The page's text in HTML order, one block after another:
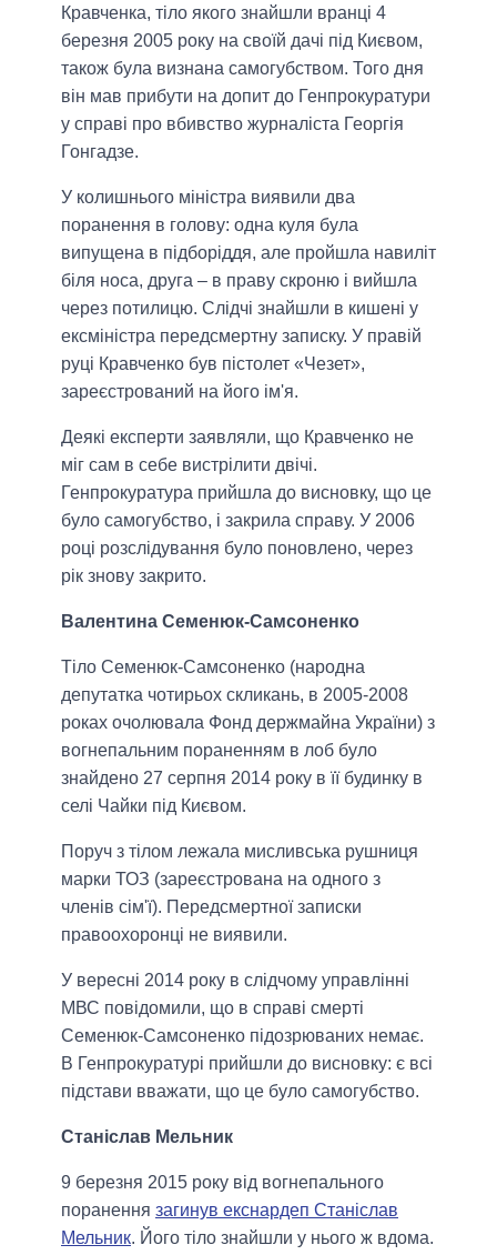
Кравченка, тіло якого знайшли вранці 4
березня 2005 року на своїй дачі під Києвом,
також була визнана самогубством. Того дня
він мав прибути на допит до Генпрокуратури
у справі про вбивство журналіста Георгія
Гонгадзе.
У колишнього міністра виявили два
поранення в голову: одна куля була
випущена в підборіддя, але пройшла навиліт
біля носа, друга – в праву скроню і вийшла
через потилицю. Слідчі знайшли в кишені у
ексміністра передсмертну записку. У правій
руці Кравченко був пістолет «Чезет»,
зареєстрований на його ім'я.
Деякі експерти заявляли, що Кравченко не
міг сам в себе вистрілити двічі.
Генпрокуратура прийшла до висновку, що це
було самогубство, і закрила справу. У 2006
році розслідування було поновлено, через
рік знову закрито.
Валентина Семенюк-Самсоненко
Тіло Семенюк-Самсоненко (народна
депутатка чотирьох скликань, в 2005-2008
роках очолювала Фонд держмайна України) з
вогнепальним пораненням в лоб було
знайдено 27 серпня 2014 року в її будинку в
селі Чайки під Києвом.
Поруч з тілом лежала мисливська рушниця
марки ТОЗ (зареєстрована на одного з
членів сім'ї). Передсмертної записки
правоохоронці не виявили.
У вересні 2014 року в слідчому управлінні
МВС повідомили, що в справі смерті
Семенюк-Самсоненко підозрюваних немає.
В Генпрокуратурі прийшли до висновку: є всі
підстави вважати, що це було самогубство.
Станіслав Мельник
9 березня 2015 року від вогнепального
поранення загинув екснардеп Станіслав
Мельник. Його тіло знайшли у нього ж вдома.